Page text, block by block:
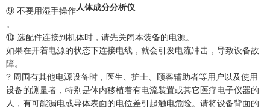
⑨ 不要用湿手操作人体成分分析仪
。
⑩ 选配件连接到机体时，请先关闭本装备的电源。
如果在开着电源的状态下连接电线，就会引发电流冲击，导致设备故
障。
? 周围有其他电源设备时，医生、护士、顾客辅助者等用户以及使用
设备的测量者，特别是体内移植着有电流装置或其它医疗电子仪器的
人，有可能漏电或导体表面的电位差引起触电危险。请将设备背面的